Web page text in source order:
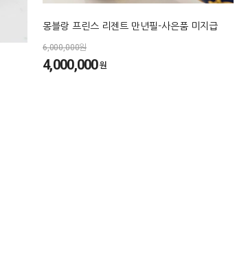
몽블랑 프린스 리젠트 만년필-사은품 미지급
6,000,000원
4,000,000원